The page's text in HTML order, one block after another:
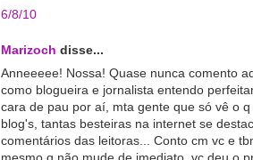
6/8/10
Marizoch disse...
Anneeeee! Nossa! Quase nunca comento
como blogueira e jornalista entendo
cara de pau por aí, mta gente que só vê o
blog's, tantas besteiras na internet se
comentários das leitoras... Conto cm vc e